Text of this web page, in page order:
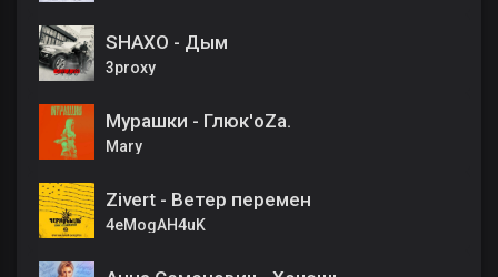
SHAXO - Дым
3proxy
Мурашки - Глюк'oZa.
Mary
Zivert - Ветер перемен
4eMogAH4uK